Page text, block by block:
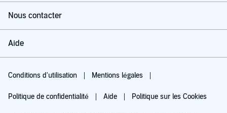
Nous contacter
Aide
Conditions d'utilisation Mentions légales
Politique de confidentialité Aide Politique sur les Cookies